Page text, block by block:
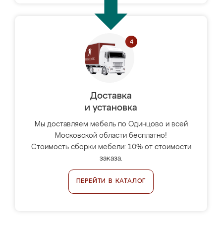
Доставка
и установка
Мы доставляем мебель по Одинцово и всей
Московской области бесплатно!
Стоимость сборки мебели: 10% от стоимости
заказа.
ПЕРЕЙТИ В КАТАЛОГ